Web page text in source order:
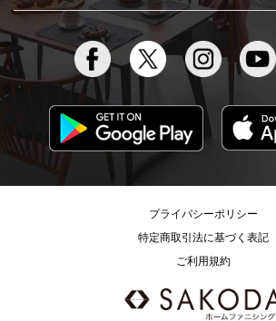
プライバシーポリシー
特定商取引法に基づく表記
ご利用規約